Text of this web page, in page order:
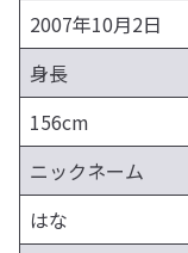
2007年10月2日
身長
156cm
ニックネーム
はな